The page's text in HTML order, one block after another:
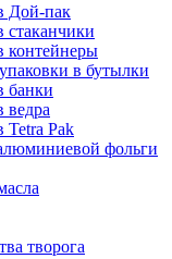
Дой-пак
стаканчики
контейнеры
в бутылки
банки
ведра
Tetra Pak
фольги
творога